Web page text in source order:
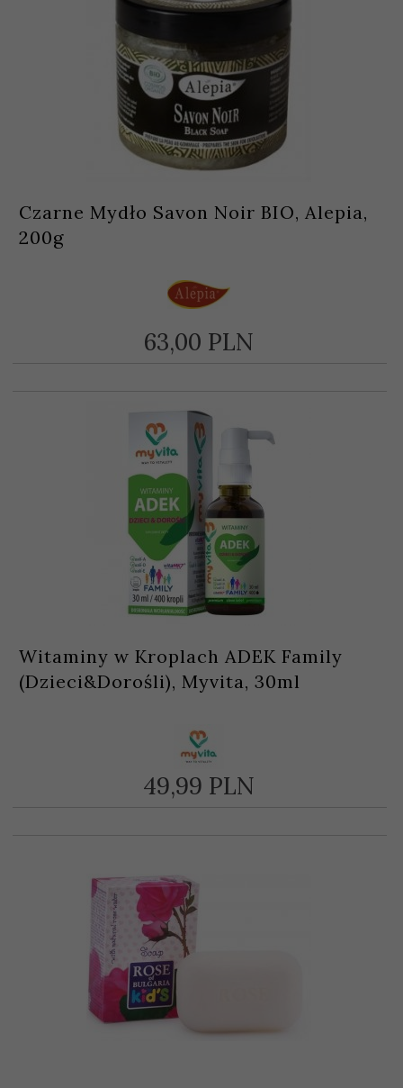
Czarne Mydło Savon Noir BIO, Alepia,
200g
63,00 PLN
Witaminy w Kroplach ADEK Family
(Dzieci&Dorośli), Myvita, 30ml
49,99 PLN